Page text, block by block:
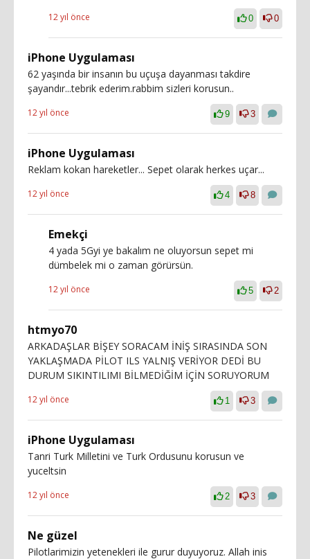
12 yıl önce 0 0
iPhone Uygulaması
62 yaşında bir insanın bu uçuşa dayanması takdire
şayandır...tebrik ederim.rabbim sizleri korusun..
12 yıl önce 9 3
iPhone Uygulaması
Reklam kokan hareketler... Sepet olarak herkes uçar...
12 yıl önce 4 8
Emekçi
4 yada 5Gyi ye bakalım ne oluyorsun sepet mi
dümbelek mi o zaman görürsün.
12 yıl önce 5 2
htmyo70
ARKADAŞLAR BİŞEY SORACAM İNİŞ SIRASINDA SON
YAKLAŞMADA PİLOT ILS YALNIŞ VERİYOR DEDİ BU
DURUM SIKINTILIMI BİLMEDİĞİM İÇİN SORUYORUM
12 yıl önce 1 3
iPhone Uygulaması
Tanri Turk Milletini ve Turk Ordusunu korusun ve
yuceltsin
12 yıl önce 2 3
Ne güzel
Pilotlarimizin yetenekleri ile gurur duyuyoruz. Allah inis